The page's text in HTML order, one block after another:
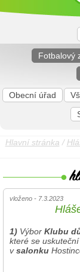
Fotbalový
Obecní úřad
Hlavní stránka /
vloženo - 7.3.2023
1) Výbor Klubu
které se
vsalonku